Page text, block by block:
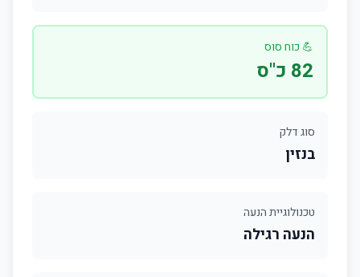
💪 כוח סוס
82 כ"ס
סוג דלק
בנזין
טכנולוגיית הנעה
הנעה רגילה